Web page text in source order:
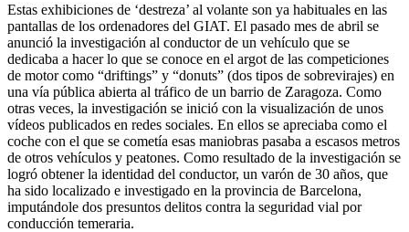
Estas exhibiciones de ‘destreza’ al volante son ya habituales en las
pantallas de los ordenadores del GIAT. El pasado mes de abril se
anunció la investigación al conductor de un vehículo que se
dedicaba a hacer lo que se conoce en el argot de las competiciones
de motor como “driftings” y “donuts” (dos tipos de sobrevirajes) en
una vía pública abierta al tráfico de un barrio de Zaragoza. Como
otras veces, la investigación se inició con la visualización de unos
vídeos publicados en redes sociales. En ellos se apreciaba como el
coche con el que se cometía esas maniobras pasaba a escasos metros
de otros vehículos y peatones. Como resultado de la investigación se
logró obtener la identidad del conductor, un varón de 30 años, que
ha sido localizado e investigado en la provincia de Barcelona,
imputándole dos presuntos delitos contra la seguridad vial por
conducción temeraria.